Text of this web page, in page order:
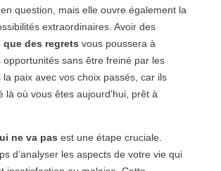
question, mais elle ouvre également la
extraordinaires. Avoir des
que des regrets vous poussera à
opportunités sans être freiné par les
paix avec vos choix passés, car ils
là où vous êtes aujourd’hui, prêt à
ne va pas est une étape cruciale.
d’analyser les aspects de votre vie qui